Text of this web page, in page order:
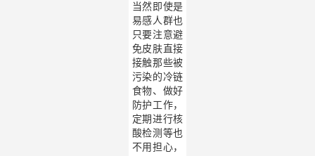
当然即使是
易感人群也
只要注意避
免皮肤直接
接触那些被
污染的冷链
食物、做好
防护工作，
定期进行核
酸检测等也
不用担心，